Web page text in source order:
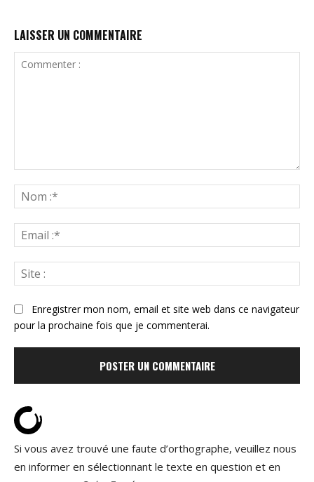
LAISSER UN COMMENTAIRE
:*
:*
:
Enregistrer mon nom, email et site web dans ce navigateur
pour la prochaine fois que je commenterai.
Si vous avez trouvé une faute d’orthographe, veuillez nous
en informer en sélectionnant le texte en question et en